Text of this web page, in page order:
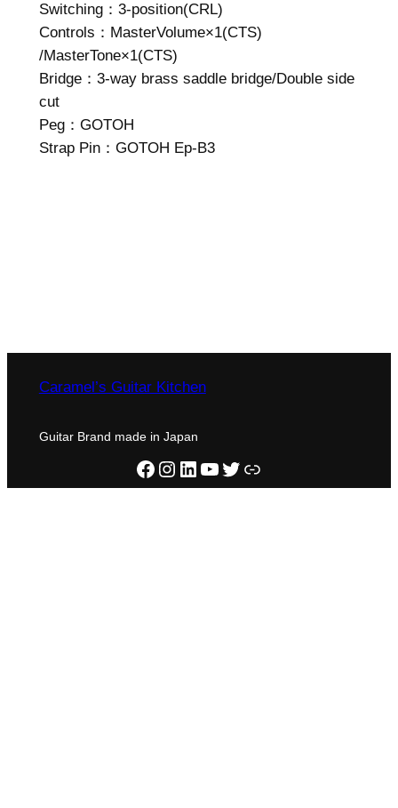
Switching：3-position(CRL)
Controls：MasterVolume×1(CTS)
/MasterTone×1(CTS)
Bridge：3-way brass saddle bridge/Double side
cut
Peg：GOTOH
Strap Pin：GOTOH Ep-B3
Caramel’s Guitar Kitchen
Guitar Brand made in Japan
Facebook Instagram LinkedIn YouTube X home